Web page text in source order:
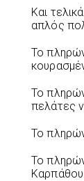
Και
απλός
Το
Το
πελάτες
Το
Το
Καρπάθου.